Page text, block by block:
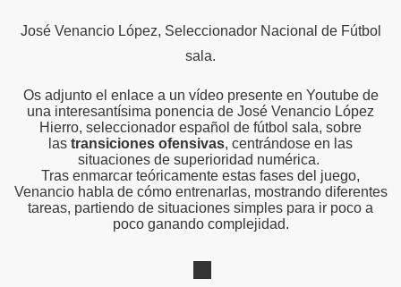
José Venancio López, Seleccionador Nacional de Fútbol
sala.
Os adjunto el enlace a un vídeo presente en Youtube de
una interesantísima ponencia de José Venancio López
Hierro, seleccionador español de fútbol sala, sobre
las transiciones ofensivas, centrándose en las
situaciones de superioridad numérica.
Tras enmarcar teóricamente estas fases del juego,
Venancio habla de cómo entrenarlas, mostrando diferentes
tareas, partiendo de situaciones simples para ir poco a
poco ganando complejidad.